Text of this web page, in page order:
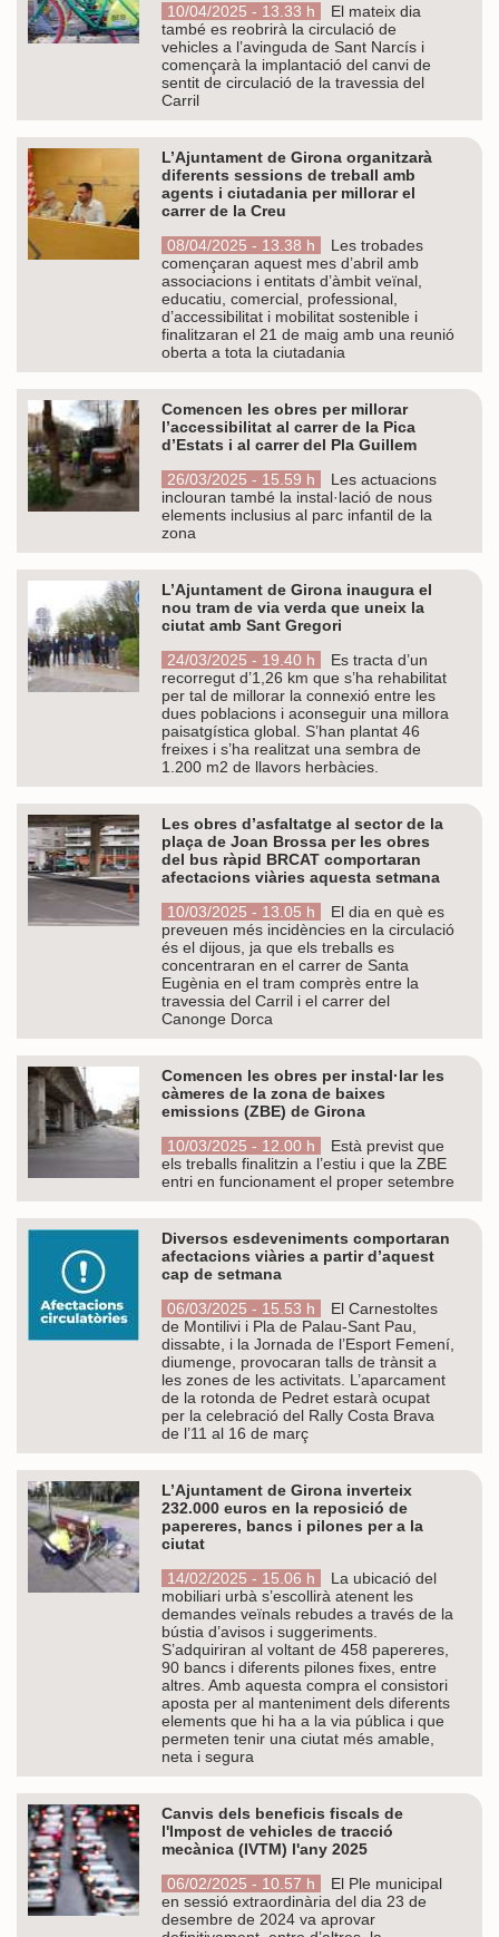
10/04/2025 - 13.33 h
El mateix dia
també es reobrirà la circulació de
vehicles a l’avinguda de Sant Narcís i
començarà la implantació del canvi de
sentit de circulació de la travessia del
Carril
L’Ajuntament de Girona organitzarà
diferents sessions de treball amb
agents i ciutadania per millorar el
carrer de la Creu
08/04/2025 - 13.38 h
Les trobades
començaran aquest mes d’abril amb
associacions i entitats d’àmbit veïnal,
educatiu, comercial, professional,
d’accessibilitat i mobilitat sostenible i
finalitzaran el 21 de maig amb una reunió
oberta a tota la ciutadania
Comencen les obres per millorar
l’accessibilitat al carrer de la Pica
d’Estats i al carrer del Pla Guillem
26/03/2025 - 15.59 h
Les actuacions
inclouran també la instal·lació de nous
elements inclusius al parc infantil de la
zona
L’Ajuntament de Girona inaugura el
nou tram de via verda que uneix la
ciutat amb Sant Gregori
24/03/2025 - 19.40 h
Es tracta d’un
recorregut d’1,26 km que s’ha rehabilitat
per tal de millorar la connexió entre les
dues poblacions i aconseguir una millora
paisatgística global. S’han plantat 46
freixes i s’ha realitzat una sembra de
1.200 m2 de llavors herbàcies.
Les obres d’asfaltatge al sector de la
plaça de Joan Brossa per les obres
del bus ràpid BRCAT comportaran
afectacions viàries aquesta setmana
10/03/2025 - 13.05 h
El dia en què es
preveuen més incidències en la circulació
és el dijous, ja que els treballs es
concentraran en el carrer de Santa
Eugènia en el tram comprès entre la
travessia del Carril i el carrer del
Canonge Dorca
Comencen les obres per instal·lar les
càmeres de la zona de baixes
emissions (ZBE) de Girona
10/03/2025 - 12.00 h
Està previst que
els treballs finalitzin a l’estiu i que la ZBE
entri en funcionament el proper setembre
Diversos esdeveniments comportaran
afectacions viàries a partir d’aquest
cap de setmana
06/03/2025 - 15.53 h
El Carnestoltes
de Montilivi i Pla de Palau-Sant Pau,
dissabte, i la Jornada de l’Esport Femení,
diumenge, provocaran talls de trànsit a
les zones de les activitats. L’aparcament
de la rotonda de Pedret estarà ocupat
per la celebració del Rally Costa Brava
de l’11 al 16 de març
L’Ajuntament de Girona inverteix
232.000 euros en la reposició de
papereres, bancs i pilones per a la
ciutat
14/02/2025 - 15.06 h
La ubicació del
mobiliari urbà s’escollirà atenent les
demandes veïnals rebudes a través de la
bústia d’avisos i suggeriments.
S’adquiriran al voltant de 458 papereres,
90 bancs i diferents pilones fixes, entre
altres. Amb aquesta compra el consistori
aposta per al manteniment dels diferents
elements que hi ha a la via pública i que
permeten tenir una ciutat més amable,
neta i segura
Canvis dels beneficis fiscals de
l'Impost de vehicles de tracció
mecànica (IVTM) l'any 2025
06/02/2025 - 10.57 h
El Ple municipal
en sessió extraordinària del dia 23 de
desembre de 2024 va aprovar